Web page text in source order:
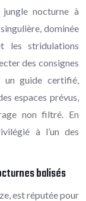
nocturne à
dominée
les stridulations
des consignes
un guide certifié,
espaces prévus,
non filtré. En
à l’un des
balisés
est réputée pour